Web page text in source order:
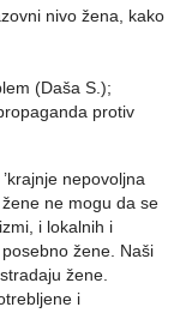
nivo žena, kako
(Daša S.);
protiv
’krajnje nepovoljna
žene ne mogu da se
i lokalnih i
žene. Naši
žene.
i